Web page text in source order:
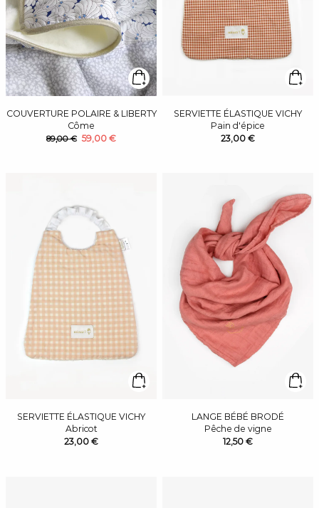
COUVERTURE POLAIRE & LIBERTY
Côme
89,00 € 59,00 €
SERVIETTE ÉLASTIQUE VICHY
Pain d'épice
23,00 €
SERVIETTE ÉLASTIQUE VICHY
Abricot
23,00 €
LANGE BÉBÉ BRODÉ
Pêche de vigne
12,50 €